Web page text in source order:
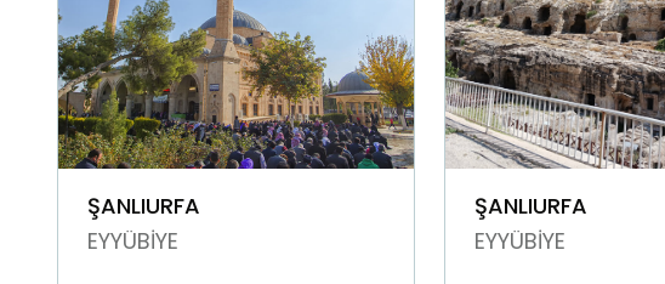
ŞANLIURFA
EYYÜBİYE
ŞANLIURFA
EYYÜBİYE